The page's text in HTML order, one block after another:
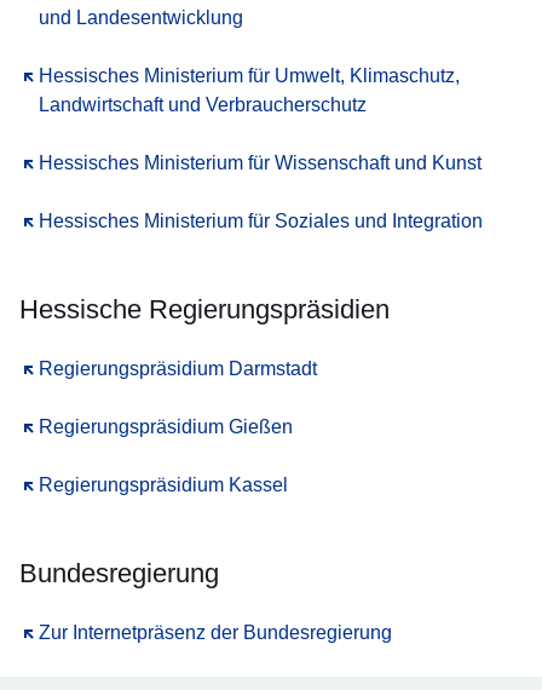
und Landesentwicklung
Hessisches Ministerium für Umwelt, Klimaschutz,
Landwirtschaft und Verbraucherschutz
Öffnet sich in einem neuen Fenster
Hessisches Ministerium für Wissenschaft und Kunst
Öffnet sich in einem neuen Fenster
Hessisches Ministerium für Soziales und Integration
Öffnet sich in einem neuen Fenster
Hessische Regierungspräsidien
Regierungspräsidium Darmstadt
Öffnet sich in einem neuen Fenster
Regierungspräsidium Gießen
Öffnet sich in einem neuen Fenster
Regierungspräsidium Kassel
Öffnet sich in einem neuen Fenster
Bundesregierung
Zur Internetpräsenz der Bundesregierung
Öffnet sich in einem neuen Fenster